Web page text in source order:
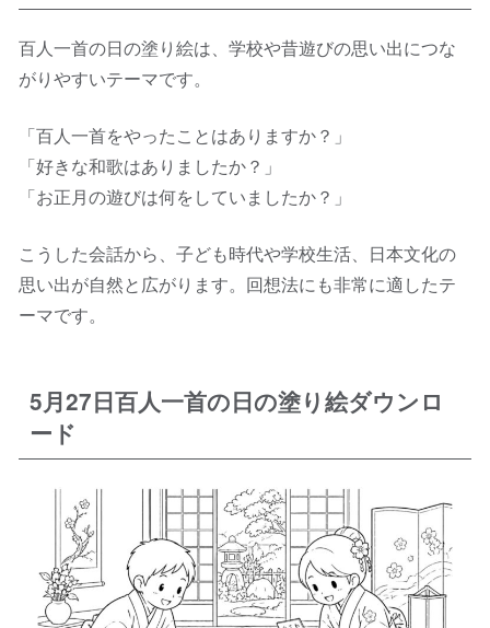
百人一首の日の塗り絵は、学校や昔遊びの思い出につな
がりやすいテーマです。
「百人一首をやったことはありますか？」
「好きな和歌はありましたか？」
「お正月の遊びは何をしていましたか？」
こうした会話から、子ども時代や学校生活、日本文化の
思い出が自然と広がります。回想法にも非常に適したテ
ーマです。
5月27日百人一首の日の塗り絵ダウンロ
ード